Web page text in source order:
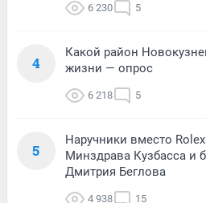
6 230 5
4
Какой район
жизни — опрос
6 218 5
5
Наручники вместо
Минздрава Кузбасса и
Дмитрия Беглова
4 938 15